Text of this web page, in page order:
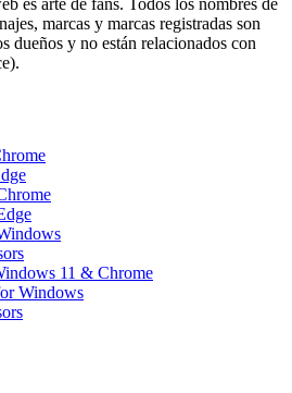
marcas y marcas registradas son
dueños y no están relacionados con
11 & Chrome
Windows